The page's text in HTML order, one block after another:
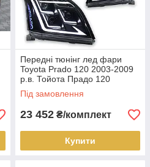
Передні тюнінг лед фари
Toyota Prado 120 2003-2009
р.в. Тойота Прадо 120
Під замовлення
23 452 ₴/комплект
Купити